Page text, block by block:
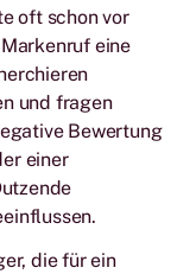
oft schon vor
eine
und fragen
Bewertung
einer
die für ein